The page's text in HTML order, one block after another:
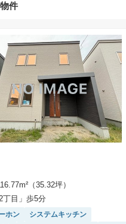
れた日から１週間表示されます。
されている、建物プラン例は、土地購入者の
可否は任意です。
物プラン例」が表記してある時、そのプラン
請負会社以外で建てた場合、同様のものが同
会社を特定するものではありません。
土地に建築する建物の建築請負契約が、一定
地のことをいいます。建築請負契約成立に向
己の希望する建物の設計協議をするために必
内で希望を満たすプランが実現できたかどう
3ヶ月程度とされています。納得のいくプラ
売買契約は白紙に戻り、土地契約にかかった
関わらず、全て返却されます。
費用等」は消費税込みの「総額表示」で統一
物件においては「消費税を除いた建物価格」
約手続き、決済、引き渡し時にかかる費用を
異なるため、ご自身で十分な確認をしてい
件
（35.32坪）
丁目」歩5分
ホン
システムキッチン